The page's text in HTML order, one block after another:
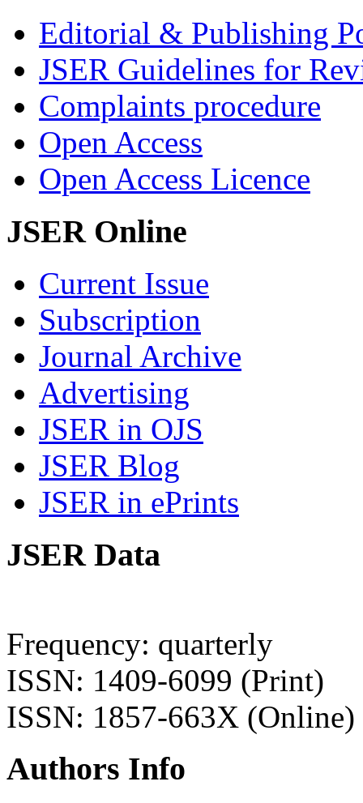
Editorial & Publishing
JSER Guidelines for
Complaints procedure
Open Access
Open Access Licence
JSER Online
Current Issue
Subscription
Journal Archive
Advertising
JSER in OJS
JSER Blog
JSER in ePrints
JSER Data
Frequency: quarterly
ISSN: 1409-6099 (Print)
ISSN: 1857-663X (Online)
Authors Info